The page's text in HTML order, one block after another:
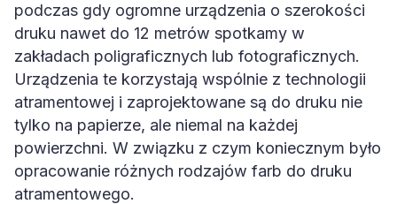
podczas gdy ogromne urządzenia o szerokości
druku nawet do 12 metrów spotkamy w
zakładach poligraficznych lub fotograficznych.
Urządzenia te korzystają wspólnie z technologii
atramentowej i zaprojektowane są do druku nie
tylko na papierze, ale niemal na każdej
powierzchni. W związku z czym koniecznym było
opracowanie różnych rodzajów farb do druku
atramentowego.